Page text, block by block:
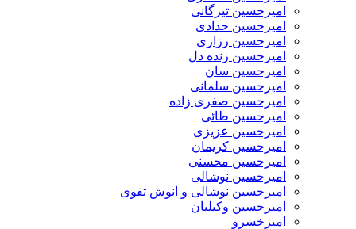
امیرحسین تیرگانی
امیرحسین حدادی
امیرحسین رزازی
امیرحسین زنده دل
امیرحسین سان
امیرحسین سلمانی
امیرحسین صفری زاده
امیرحسین طائی
امیرحسین عزیزی
امیرحسین کریمان
امیرحسین محسنی
امیرحسین نوشالی
امیرحسین نوشالی و انوش تقوی
امیرحسین وکیلیان
امیرخسرو